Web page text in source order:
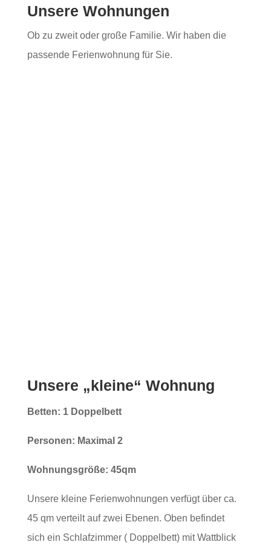
Unsere Wohnungen
Ob zu zweit oder große Familie. Wir haben die
passende Ferienwohnung für Sie.
Unsere „kleine“ Wohnung
Betten: 1 Doppelbett
Personen: Maximal 2
Wohnungsgröße: 45qm
Unsere kleine Ferienwohnungen verfügt über ca.
45 qm verteilt auf zwei Ebenen. Oben befindet
sich ein Schlafzimmer ( Doppelbett) mit Wattblick